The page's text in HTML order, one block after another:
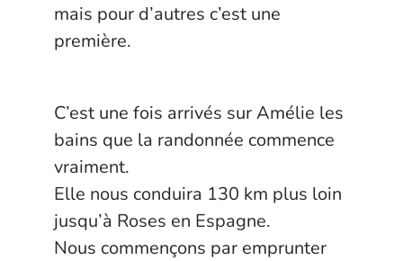
mais pour d’autres c’est une
première.
C’est une fois arrivés sur Amélie les
bains que la randonnée commence
vraiment.
Elle nous conduira 130 km plus loin
jusqu’à Roses en Espagne.
Nous commençons par emprunter